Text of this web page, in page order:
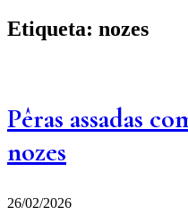
Etiqueta: nozes
Pêras assadas
nozes
26/02/2026